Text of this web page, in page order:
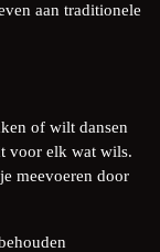
aan traditionele
of wilt dansen
voor elk wat wils.
meevoeren door